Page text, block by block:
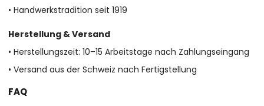
• Handwerkstradition seit 1919
Herstellung & Versand
• Herstellungszeit: 10–15 Arbeitstage nach Zahlungseingang
• Versand aus der Schweiz nach Fertigstellung
FAQ